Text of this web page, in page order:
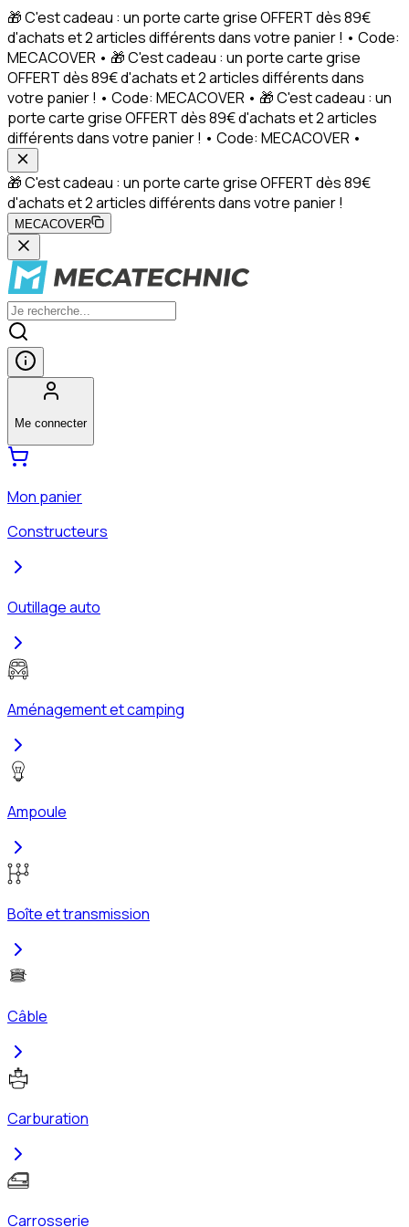
🎁 C'est cadeau : un porte carte grise OFFERT dès 89€
d'achats et 2 articles différents dans votre panier ! • Code:
MECACOVER • 🎁 C'est cadeau : un porte carte grise
OFFERT dès 89€ d'achats et 2 articles différents dans
votre panier ! • Code: MECACOVER • 🎁 C'est cadeau : un
porte carte grise OFFERT dès 89€ d'achats et 2 articles
différents dans votre panier ! • Code: MECACOVER •
🎁 C'est cadeau : un porte carte grise OFFERT dès 89€
d'achats et 2 articles différents dans votre panier !
MECACOVER
Me connecter
Mon panier
Constructeurs
Outillage auto
Aménagement et camping
Ampoule
Boîte et transmission
Câble
Carburation
Carrosserie